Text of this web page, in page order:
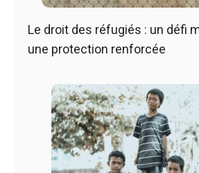
Le droit des réfugiés : un défi
une protection renforcée